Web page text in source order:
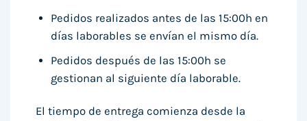
Pedidos realizados antes de las 15:00h en
días laborables se envían el mismo día.
Pedidos después de las 15:00h se
gestionan al siguiente día laborable.
El tiempo de entrega comienza desde la